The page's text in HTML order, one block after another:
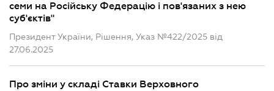
семи на Російську Федерацію і пов'язаних з нею
суб'єктів"
Президент України, Рішення, Указ №422/2025 від
27.06.2025
Про зміни у складі Ставки Верховного